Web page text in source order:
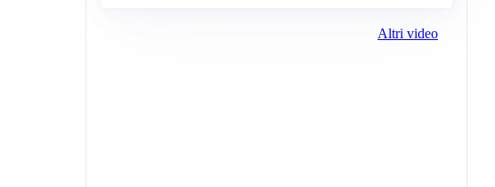
Altri video